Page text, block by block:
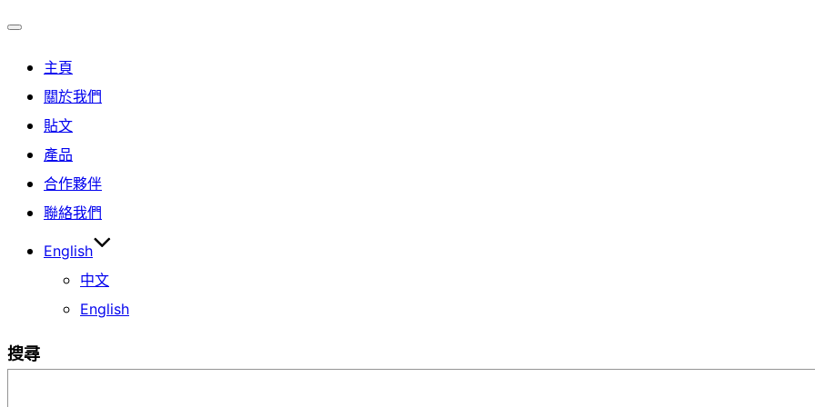
navigation
主頁
關於我們
貼文
產品
合作夥伴
聯絡我們
English
中文
English
搜尋